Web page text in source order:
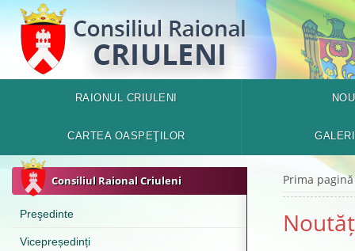
RAIONUL CRIULENI
CARTEA OASPEŢILOR
Consiliul Raional Criuleni
Preşedinte
Vicepreședinți
Prima pagină